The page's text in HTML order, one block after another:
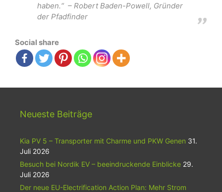
haben.“ – Robert Baden-Powell, Gründer
der Pfadfinder
Social share
Neueste Beiträge
Kia PV 5 – Transporter mit Charme und PKW Genen 31.
Juli 2026
Besuch bei Nordik EV – beeindruckende Einblicke 29.
Juli 2026
Der neue EU-Electrification Action Plan: Mehr Strom